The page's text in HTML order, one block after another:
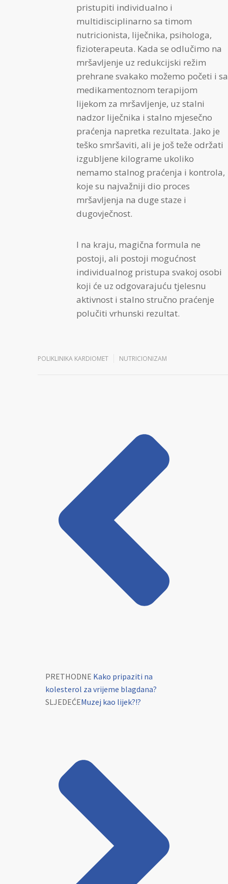
pristupiti individualno i
multidisciplinarno sa timom
nutricionista, liječnika, psihologa,
fizioterapeuta. Kada se odlučimo na
mršavljenje uz redukcijski režim
prehrane svakako možemo početi i sa
medikamentoznom terapijom
lijekom za mršavljenje, uz stalni
nadzor liječnika i stalno mjesečno
praćenja napretka rezultata. Jako je
teško smršaviti, ali je još teže održati
izgubljene kilograme ukoliko
nemamo stalnog praćenja i kontrola,
koje su najvažniji dio proces
mršavljenja na duge staze i
dugovječnost.
I na kraju, magična formula ne
postoji, ali postoji mogućnost
individualnog pristupa svakoj osobi
koji će uz odgovarajuću tjelesnu
aktivnost i stalno stručno praćenje
polučiti vrhunski rezultat.
POLIKLINIKA KARDIOMET NUTRICIONIZAM
PRETHODNE Kako pripaziti na
kolesterol za vrijeme blagdana?
SLJEDEĆEMuzej kao lijek?!?